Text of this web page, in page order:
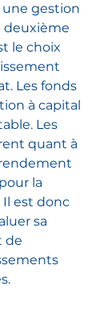
gestion
deuxième
le choix
Les fonds
à capital
Les
quant à
la
Il est donc
sa
de